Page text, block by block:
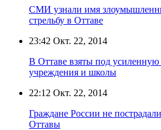
СМИ узнали имя
стрельбу в Оттаве
23:42 Окт. 22, 2014
В Оттаве взяты под
учреждения и школы
22:12 Окт. 22, 2014
Граждане России не
Оттавы